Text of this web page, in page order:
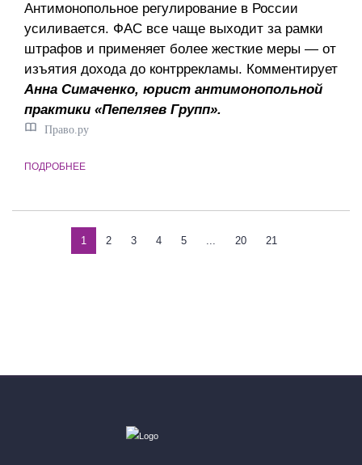
Антимонопольное регулирование в России
усиливается. ФАС все чаще выходит за рамки
штрафов и применяет более жесткие меры — от
изъятия дохода до контррекламы. Комментирует
Анна Симаченко, юрист антимонопольной
практики «Пепеляев Групп».
Право.ру
ПОДРОБНЕЕ
1 2 3 4 5 ... 20 21